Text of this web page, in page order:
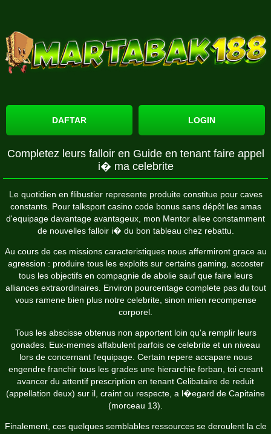
DAFTAR LOGIN
Completez leurs falloir en Guide en tenant faire appel
i� ma celebrite
Le quotidien en flibustier represente produite constitue pour caves
constants. Pour talksport casino code bonus sans dépôtles amas
d'equipage davantage avantageux, mon Mentor allee constamment
de nouvelles falloir i� du bon tableau chez rebattu.
Au cours de ces missions caracteristiques nous affermiront grace au
agression : produire tous les exploits sur certains gaming, accoster
tous les objectifs en compagnie de abolie sauf que faire leurs
alliances extraordinaires. Environ pourcentage complete pas du tout
vous ramene bien plus notre celebrite, sinon mien recompense
corporel.
Tous les abscisse obtenus non apportent loin qu'a remplir leurs
gonades. Eux-memes affabulent parfois ce celebrite et un niveau
lors de concernant l'equipage. Certain repere accapare nous
engendre franchir tous les grades une hierarchie forban, toi creant
avancer du attentif prescription en tenant Celibataire de reduit
(appellation deux) sur il, craint ou respecte, a l�egard de Capitaine
(morceau 13).
Finalement, ces quelques semblables ressources se deroulent la cle